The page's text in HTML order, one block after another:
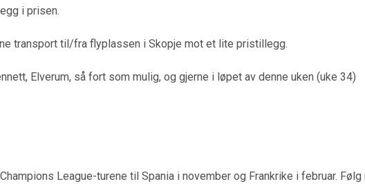
i prisen.
transport til/fra flyplassen i Skopje mot et lite pristillegg.
Elverum, så fort som mulig, og gjerne i løpet av denne uken (uke 34)
League-turene til Spania i november og Frankrike i februar. Følg